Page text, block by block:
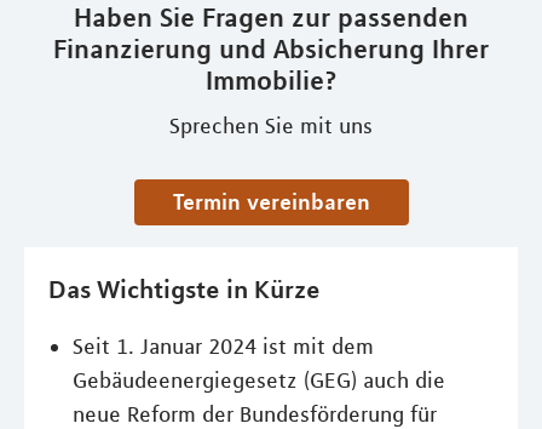
Haben Sie Fragen zur passenden
Finanzierung und Absicherung Ihrer
Immobilie?
Sprechen Sie mit uns
Termin vereinbaren
Das Wichtigste in Kürze
Seit 1. Januar 2024 ist mit dem
Gebäudeenergiegesetz (GEG) auch die
neue Reform der Bundesförderung für